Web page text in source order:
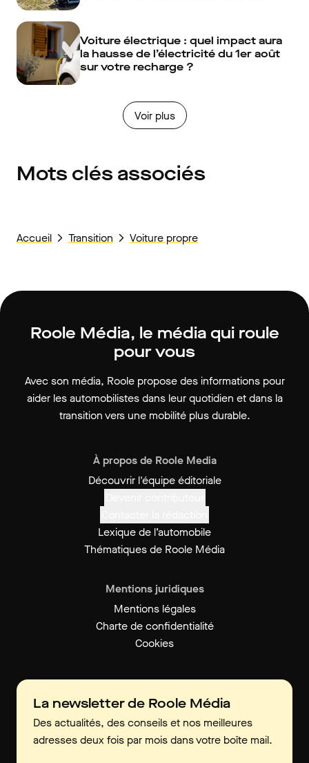
Voiture électrique : quel impact aura
la hausse de l’électricité du 1er août
sur votre recharge ?
Voir plus
Mots clés associés
Accueil Transition Voiture propre
Roole Média, le média qui roule
pour vous
Avec son média, Roole propose des informations pour
aider les automobilistes dans leur quotidien et dans la
transition vers une mobilité plus durable.
À propos de Roole Media
Découvrir l'équipe éditoriale
Lexique de l’automobile
Thématiques de Roole Média
Mentions juridiques
Mentions légales
Charte de confidentialité
Cookies
La newsletter de Roole Média
Des actualités, des conseils et nos meilleures
adresses deux fois par mois dans votre boîte mail.